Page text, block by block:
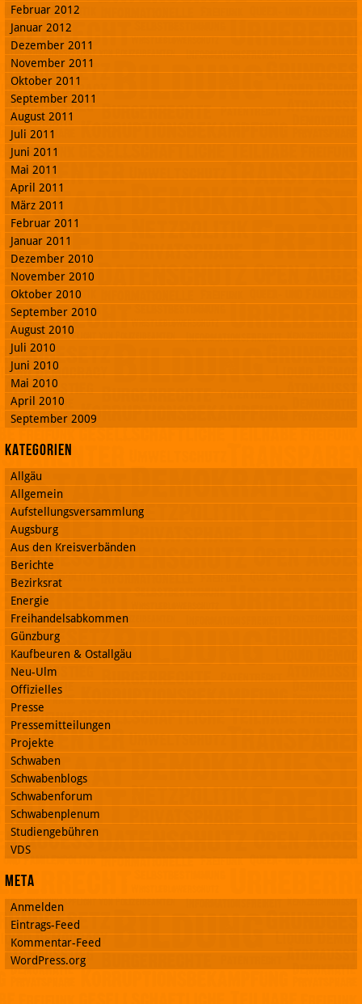
Februar 2012
Januar 2012
Dezember 2011
November 2011
Oktober 2011
September 2011
August 2011
Juli 2011
Juni 2011
Mai 2011
April 2011
März 2011
Februar 2011
Januar 2011
Dezember 2010
November 2010
Oktober 2010
September 2010
August 2010
Juli 2010
Juni 2010
Mai 2010
April 2010
September 2009
Kategorien
Allgäu
Allgemein
Aufstellungsversammlung
Augsburg
Aus den Kreisverbänden
Berichte
Bezirksrat
Energie
Freihandelsabkommen
Günzburg
Kaufbeuren & Ostallgäu
Neu-Ulm
Offizielles
Presse
Pressemitteilungen
Projekte
Schwaben
Schwabenblogs
Schwabenforum
Schwabenplenum
Studiengebühren
VDS
Meta
Anmelden
Eintrags-Feed
Kommentar-Feed
WordPress.org